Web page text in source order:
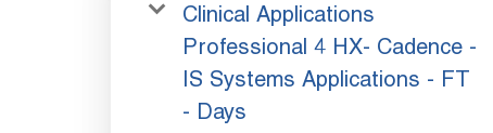
Clinical Applications
Professional 4 HX- Cadence -
IS Systems Applications - FT
- Days